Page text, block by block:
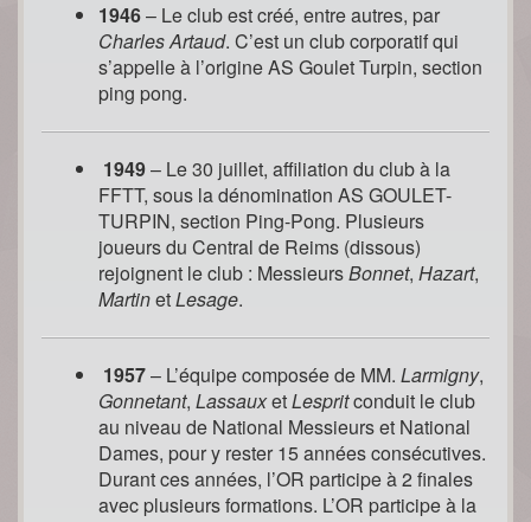
1946– Le club est créé, entre autres, par
Charles Artaud. C’est un club corporatif qui
s’appelle à l’origine AS Goulet Turpin, section
ping pong.
1949– Le 30 juillet, affiliation du club à la
FFTT, sous la dénomination AS GOULET-
TURPIN, section Ping-Pong. Plusieurs
joueurs du Central de Reims (dissous)
rejoignent le club : MessieursBonnet, Hazart,
MartinetLesage.
1957– L’équipe composée de MM. Larmigny,
Gonnetant, LassauxetLespritconduit le club
au niveau de National Messieurs et National
Dames, pour y rester 15 années consécutives.
Durant ces années, l’OR participe à 2 finales
avec plusieurs formations. L’OR participe à la